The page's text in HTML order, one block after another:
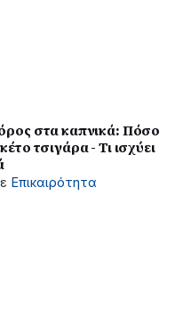
στα καπνικά: Πόσο
τσιγάρα - Τι ισχύει
Επικαιρότητα